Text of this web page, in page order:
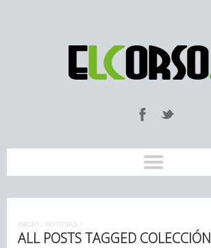
INICIO / NOTICIAS /
ALL POSTS TAGGED COLECCIÓN